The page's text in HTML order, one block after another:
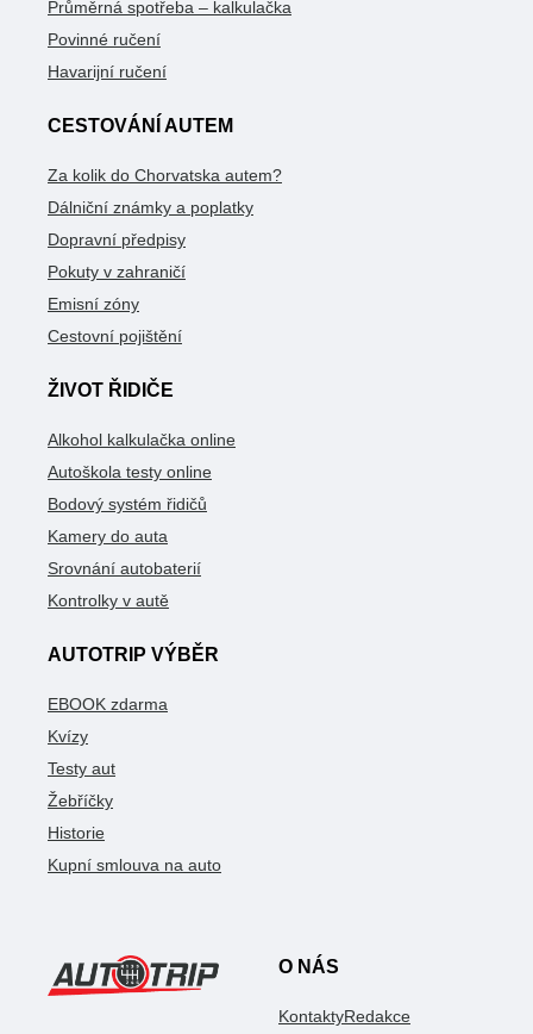
Průměrná spotřeba – kalkulačka
Povinné ručení
Havarijní ručení
CESTOVÁNÍ AUTEM
Za kolik do Chorvatska autem?
Dálniční známky a poplatky
Dopravní předpisy
Pokuty v zahraničí
Emisní zóny
Cestovní pojištění
ŽIVOT ŘIDIČE
Alkohol kalkulačka online
Autoškola testy online
Bodový systém řidičů
Kamery do auta
Srovnání autobaterií
Kontrolky v autě
AUTOTRIP VÝBĚR
EBOOK zdarma
Kvízy
Testy aut
Žebříčky
Historie
Kupní smlouva na auto
O NÁS
KontaktyRedakce